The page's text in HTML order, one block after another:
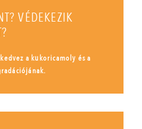
VÉDEKEZIK
a kukoricamoly és a